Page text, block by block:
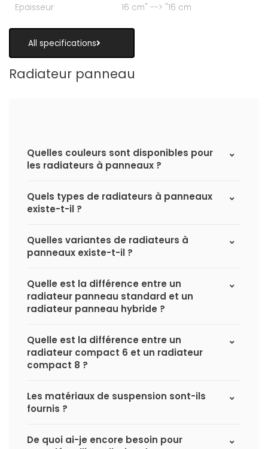
Epaisseur 16 cm" --> "16 cm
All specifications
Radiateur panneau
Quelles couleurs sont disponibles pour
les radiateurs à panneaux ?
Quels types de radiateurs à panneaux
existe-t-il ?
Quelles variantes de radiateurs à
panneaux existe-t-il ?
Quelle est la différence entre un
radiateur panneau standard et un
radiateur panneau hybride ?
Quelle est la différence entre un
radiateur compact 6 et un radiateur
compact 8 ?
Les matériaux de suspension sont-ils
fournis ?
De quoi ai-je encore besoin pour